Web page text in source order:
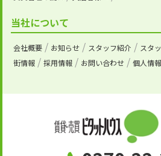
当社について
会社概要 お知らせ スタッフ紹介 スタ
街情報
採用情報 お問い合わせ 個人情